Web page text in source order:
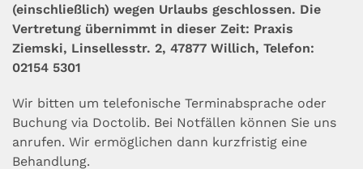
(einschließlich) wegen Urlaubs geschlossen. Die
Vertretung übernimmt in dieser Zeit: Praxis
Ziemski, Linsellesstr. 2, 47877 Willich, Telefon:
02154 5301
Wir bitten um telefonische Terminabsprache oder
Buchung via Doctolib. Bei Notfällen können Sie uns
anrufen. Wir ermöglichen dann kurzfristig eine
Behandlung.